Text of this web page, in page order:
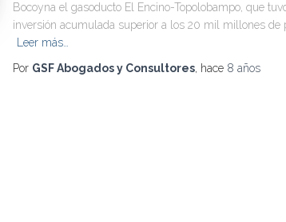
Bocoyna el gasoducto El Encino-Topolobampo, que
inversión acumulada superior a los 20 mil millones de
Leer más…
Por GSF Abogados y Consultores, hace 8 años